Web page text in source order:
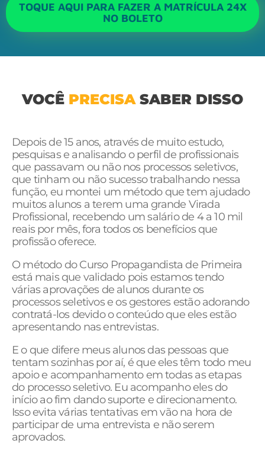
TOQUE AQUI PARA FAZER A MATRÍCULA 24X
NO BOLETO
VOCÊ PRECISASABER DISSO
Depois de 15 anos, através de muito estudo,
pesquisas e analisando o perfil de profissionais
que passavam ou não nos processos seletivos,
que tinham ou não sucesso trabalhando nessa
função, eu montei um método que tem ajudado
muitos alunos a terem uma grande Virada
Profissional, recebendo um salário de 4 a 10 mil
reais por mês, fora todos os benefícios que
profissão oferece.
O método do Curso Propagandista de Primeira
está mais que validado pois estamos tendo
várias aprovações de alunos durante os
processos seletivos e os gestores estão adorando
contratá-los devido o conteúdo que eles estão
apresentando nas entrevistas.
E o que difere meus alunos das pessoas que
tentam sozinhas por aí, é que eles têm todo meu
apoio e acompanhamento em todas as etapas
do processo seletivo. Eu acompanho eles do
início ao fim dando suporte e direcionamento.
Isso evita várias tentativas em vão na hora de
participar de uma entrevista e não serem
aprovados.